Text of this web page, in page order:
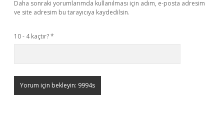
Daha sonraki yorumlarımda kullanılması için adım, e-posta adresim
ve site adresim bu tarayıcıya kaydedilsin.
10 - 4 kaçtır?*